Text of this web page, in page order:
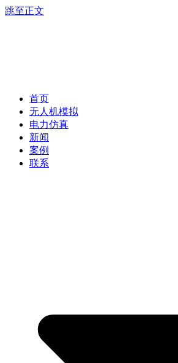
跳至正文
首页
无人机模拟
电力仿真
新闻
案例
联系